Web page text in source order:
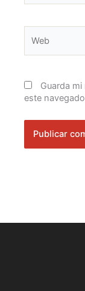
Guarda
este